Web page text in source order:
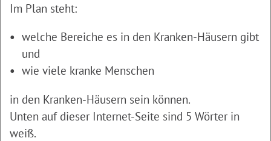
Im Plan steht:
welche Bereiche es in den Kranken-Häusern gibt
und
wie viele kranke Menschen
in den Kranken-Häusern sein können.
Unten auf dieser Internet-Seite sind 5 Wörter in
weiß.